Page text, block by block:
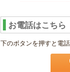
お電話はこちら
下のボタンを押すと電